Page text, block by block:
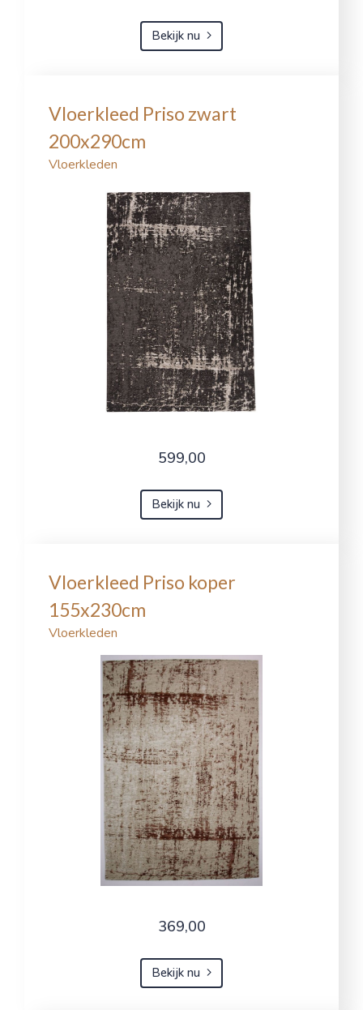
Bekijk nu
Vloerkleed Priso zwart
200x290cm
Vloerkleden
599,00
Bekijk nu
Vloerkleed Priso koper
155x230cm
Vloerkleden
369,00
Bekijk nu